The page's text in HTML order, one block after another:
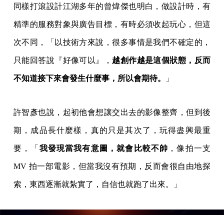
同樣打滾設計江湖多年的曾煒傑也明白，做設計時，有
精準的服務對象與廣告目標，有時必須收起玩心，但這
次不同，「以技術方來說，很多事情是我們不確定的，
只能回答說『好像可以』， 越創作越是這個狀態，反而
不知道接下來會發生什麼事，所以會期待。 」
許智彥也說，起初他會想讓交出去的影像整齊，但到後
期，成品長什麼樣，真的只是其次了，玩得盡興最重
要，「 我發現當我有意圖，就會比較不帥 ，像拍一支
MV 拍一部電影，但當我沒有預期，反而會很自由地探
索，東西逐漸就紮實了，自信也就跑了出來。」